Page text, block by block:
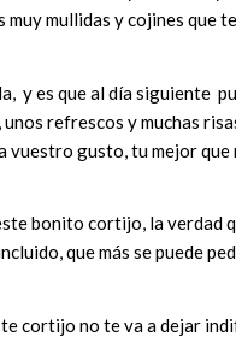
mullidas y cojines que
y es que al día siguiente
refrescos y muchas
gusto, tu mejor que
bonito cortijo, la verdad
que más se puede
cortijo no te va a dejar